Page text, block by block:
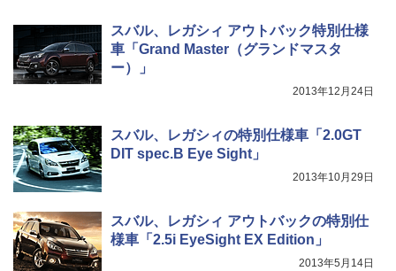
スバル、レガシィ アウトバック特別仕様
車「Grand Master（グランドマスタ
ー）」
2013年12月24日
スバル、レガシィの特別仕様車「2.0GT
DIT spec.B Eye Sight」
2013年10月29日
スバル、レガシィ アウトバックの特別仕
様車「2.5i EyeSight EX Edition」
2013年5月14日